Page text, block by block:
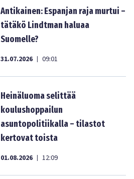
Antikainen: Espanjan raja murtui –
tätäkö Lindtman haluaa
Suomelle?
31.07.2026 | 09:01
Heinäluoma selittää
koulushoppailun
asuntopolitiikalla – tilastot
kertovat toista
01.08.2026 | 12:09